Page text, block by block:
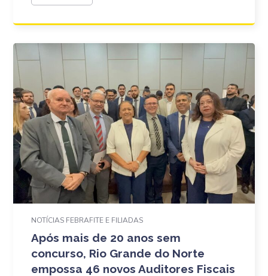
NOTÍCIAS FEBRAFITE E FILIADAS
Após mais de 20 anos sem
concurso, Rio Grande do Norte
empossa 46 novos Auditores Fiscais